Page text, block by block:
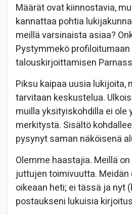
Määrät ovat kiinnostavia,
kannattaa pohtia
meillä varsinaista asiaa?
Pystymmekö profiloitumaan
talouskirjoittamisen
Piksu kaipaa uusia lukijoita,
tarvitaan keskustelua.
muilla yksityiskohdilla ei ole
merkitystä. Sisältö
pysynyt saman näköisenä
Olemme haastajia. Meillä
juttujen toimivuutta.
oikeaan heti; ei tässä ja nyt
postaukseni lukuisia